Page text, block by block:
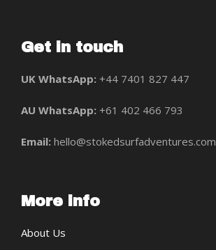
Get in touch
UK WhatsApp: +44 7401 827 447
AU WhatsApp: +61 402 466 793
Email: hello@stokedsurfadventures.com
More info
About Us